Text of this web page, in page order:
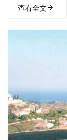
位。查看全文